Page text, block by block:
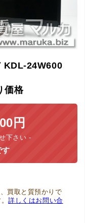
KDL-24W600
価格
円
下さい
す
買取と質預かりで
。詳しくはお問い合